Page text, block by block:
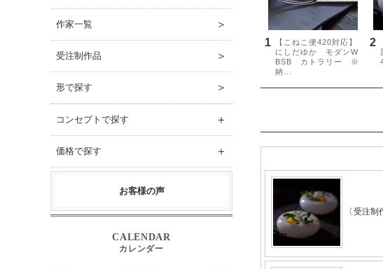
作家一覧 ＞
受注制作品 ＞
形で探す ＞
コンセプトで探す ＋
価格で探す ＋
お客様の声